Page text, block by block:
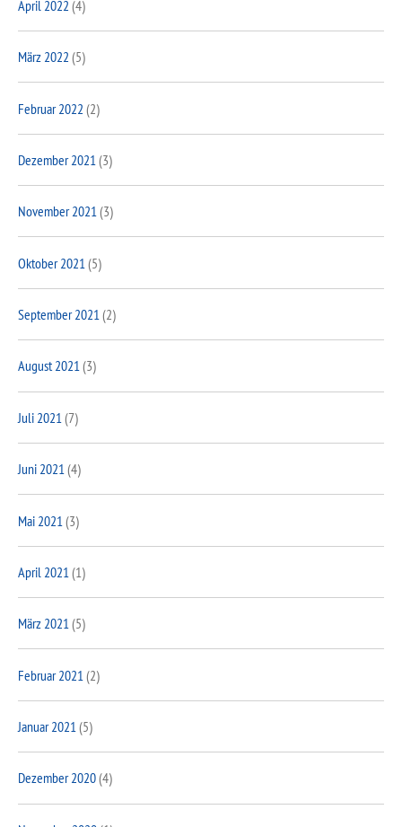
April 2022 (4)
März 2022 (5)
Februar 2022 (2)
Dezember 2021 (3)
November 2021(3)
Oktober 2021 (5)
September 2021(2)
August 2021(3)
Juli 2021 (7)
Juni 2021(4)
Mai 2021 (3)
April 2021 (1)
März 2021(5)
Februar 2021 (2)
Januar 2021(5)
Dezember 2020(4)